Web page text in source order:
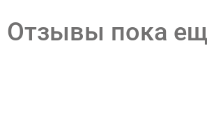
Отзывы пока